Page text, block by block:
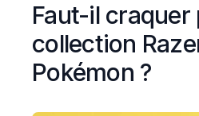
Faut-il craquer
collection
Pokémon ?